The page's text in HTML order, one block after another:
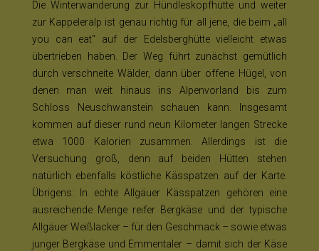
Die Winterwanderung zur Hündleskopfhütte und weiter
zur Kappeleralp ist genau richtig für all jene, die beim „all
you can eat“ auf der Edelsberghütte vielleicht etwas
übertrieben haben. Der Weg führt zunächst gemütlich
durch verschneite Wälder, dann über offene Hügel, von
denen man weit hinaus ins Alpenvorland bis zum
Schloss Neuschwanstein schauen kann. Insgesamt
kommen auf dieser rund neun Kilometer langen Strecke
etwa 1000 Kalorien zusammen. Allerdings ist die
Versuchung groß, denn auf beiden Hütten stehen
natürlich ebenfalls köstliche Kässpatzen auf der Karte.
Übrigens: In echte Allgäuer Kässpatzen gehören eine
ausreichende Menge reifer Bergkäse und der typische
Allgäuer Weißlacker – für den Geschmack – sowie etwas
junger Bergkäse und Emmentaler – damit sich der Käse